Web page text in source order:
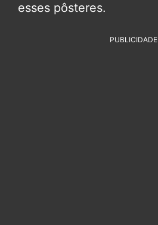
esses pôsteres.
PUBLICIDADE